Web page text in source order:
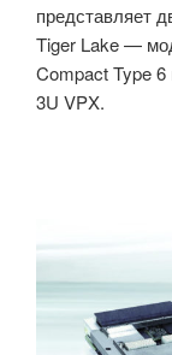
представляет
Tiger Lake —
Compact Type
3U VPX.